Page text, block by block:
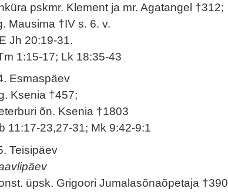
pskmr. Klement ja mr. Agatangel †312;
Mausima †IV s. 6. v.
Jh 20:19-31.
1:15-17; Lk 18:35-43
Esmaspäev
Ksenia †457;
õn. Ksenia †1803
11:17-23,27-31; Mk 9:42-9:1
Teisipäev
üpsk. Grigoori Jumalasõnaõpetaja †390